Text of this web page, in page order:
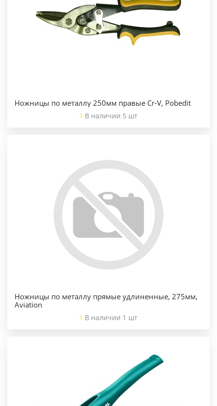
Ножницы по металлу 250мм правые Cr-V, Pobedit
В наличии 5 шт
Ножницы по металлу прямые удлиненные, 275мм,
Aviation
В наличии 1 шт